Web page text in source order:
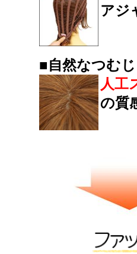
アジ
■自然なつむじ
人工
の質